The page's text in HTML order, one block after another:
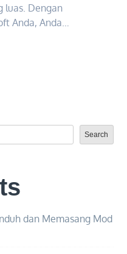
luas. Dengan
Anda, Anda…
Search
dan Memasang Mod